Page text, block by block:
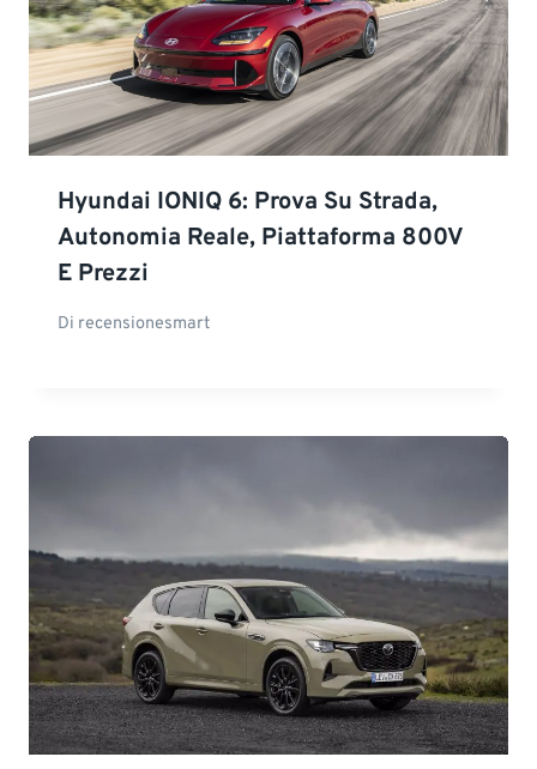
Hyundai IONIQ 6: Prova Su Strada,
Autonomia Reale, Piattaforma 800V
E Prezzi
Di recensionesmart